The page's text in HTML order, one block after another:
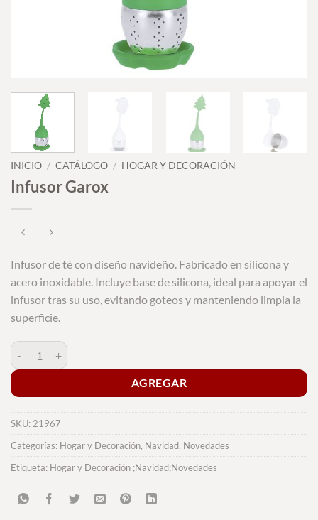
INICIO / CATÁLOGO / HOGAR Y DECORACIÓN
Infusor Garox
Infusor de té con diseño navideño. Fabricado en silicona y
acero inoxidable. Incluye base de silicona, ideal para apoyar el
infusor tras su uso, evitando goteos y manteniendo limpia la
superficie.
Infusor Garox cantidad
AGREGAR
SKU: 21967
Categorías: Hogar y Decoración, Navidad, Novedades
Etiqueta: Hogar y Decoración ;Navidad;Novedades